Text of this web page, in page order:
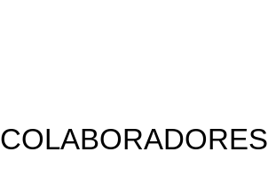
COLABORADORES